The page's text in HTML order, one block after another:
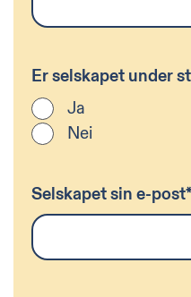
Er selskapet under
Ja
Nei
Selskapet sin e-post*